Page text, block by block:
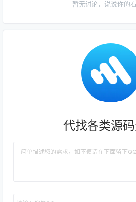
暂无讨论，说说你的
代找各类源